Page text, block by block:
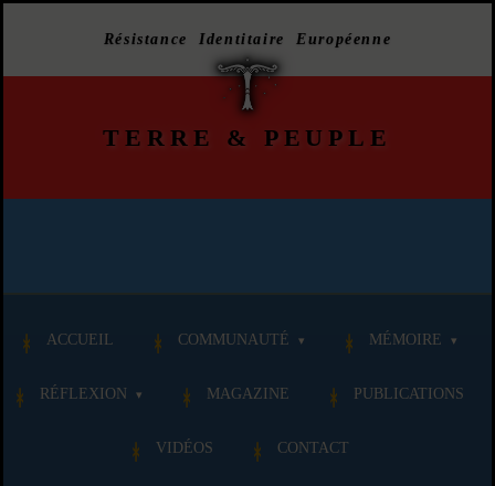
Résistance Identitaire Européenne
TERRE & PEUPLE
ACCUEIL COMMUNAUTÉ MÉMOIRE
RÉFLEXION MAGAZINE PUBLICATIONS
VIDÉOS CONTACT